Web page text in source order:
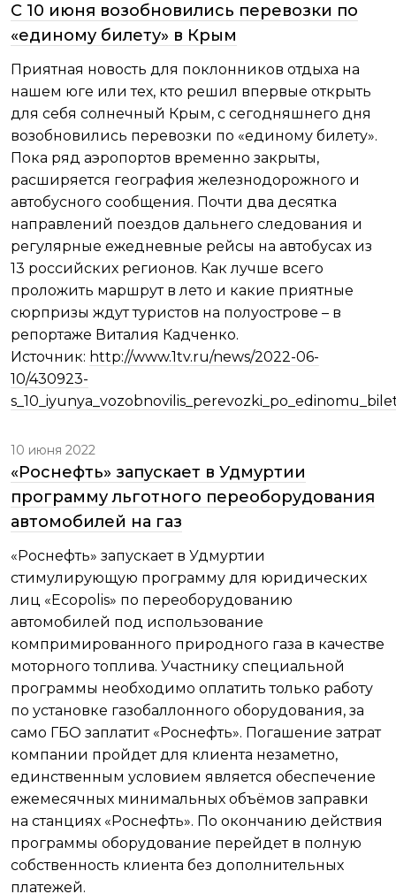
С 10 июня возобновились перевозки по
«единому билету» в Крым
Приятная новость для поклонников отдыха на
нашем юге или тех, кто решил впервые открыть
для себя солнечный Крым, с сегодняшнего дня
возобновились перевозки по «единому билету».
Пока ряд аэропортов временно закрыты,
расширяется география железнодорожного и
автобусного сообщения. Почти два десятка
направлений поездов дальнего следования и
регулярные ежедневные рейсы на автобусах из
13 российских регионов. Как лучше всего
проложить маршрут в лето и какие приятные
сюрпризы ждут туристов на полуострове – в
репортаже Виталия Кадченко.
Источник: http://www.1tv.ru/news/2022-06-
10/430923-
10 июня 2022
«Роснефть» запускает в Удмуртии
программу льготного переоборудования
автомобилей на газ
«Роснефть» запускает в Удмуртии
стимулирующую программу для юридических
лиц «Ecopolis» по переоборудованию
автомобилей под использование
компримированного природного газа в качестве
моторного топлива. Участнику специальной
программы необходимо оплатить только работу
по установке газобаллонного оборудования, за
само ГБО заплатит «Роснефть». Погашение затрат
компании пройдет для клиента незаметно,
единственным условием является обеспечение
ежемесячных минимальных объёмов заправки
на станциях «Роснефть». По окончанию действия
программы оборудование перейдет в полную
собственность клиента без дополнительных
платежей.